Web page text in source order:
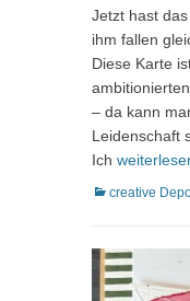
Jetzt hast
ihm fallen
Diese Karte
– da kann
Leidenschaft
Ich
Kategorien
creative